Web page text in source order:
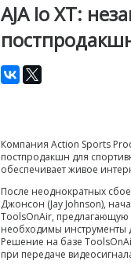
AJA Io XT:
Компания Action Sports
постпродакшн для
обеспечивает живое
После неоднократных
Джонсон (Jay Johnson),
ToolsOnAir,
необходимы инструменты
Решение на базе
при передаче